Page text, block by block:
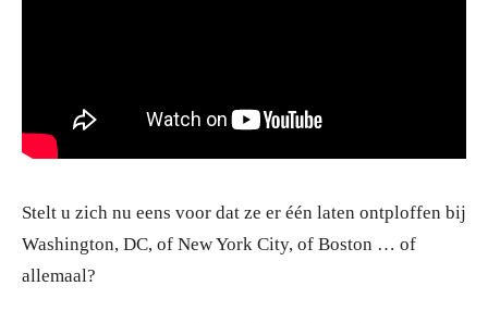
Stelt u zich nu eens voor dat ze er één laten ontploffen bij
Washington, DC, of New York City, of Boston … of
allemaal?